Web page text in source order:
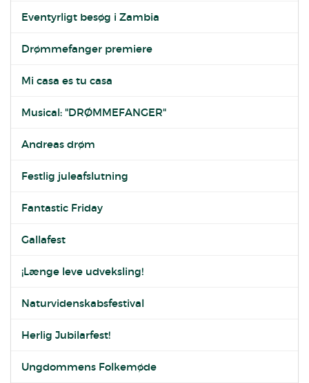
Eventyrligt besøg i Zambia
Drømmefanger premiere
Mi casa es tu casa
Musical: "DRØMMEFANGER"
Andreas drøm
Festlig juleafslutning
Fantastic Friday
Gallafest
¡Længe leve udveksling!
Naturvidenskabsfestival
Herlig Jubilarfest!
Ungdommens Folkemøde